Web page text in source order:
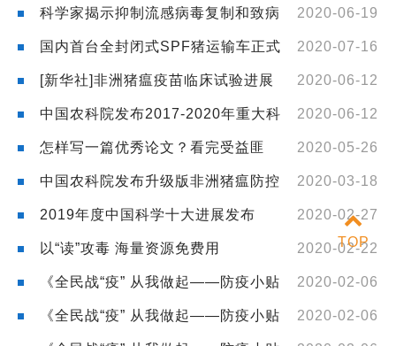
2020-06-19
科学家揭示抑制流感病毒复制和致病
的分子机制 2020-07-16
国内首台全封闭式SPF猪运输车正式
投用！打破此前无专用运输车瓶颈 2020-06-12
[新华社]非洲猪瘟疫苗临床试验进展
顺利 2020-06-12
中国农科院发布2017-2020年重大科
研进展 2020-05-26
怎样写一篇优秀论文？看完受益匪
浅！ 2020-03-18
中国农科院发布升级版非洲猪瘟防控
与猪场复养技术要点 2020-02-27
2019年度中国科学十大进展发布
2020-02-22
以“读”攻毒 海量资源免费用
2020-02-06
《全民战“疫” 从我做起——防疫小贴
士》系列科普短视频（一） 2020-02-06
《全民战“疫” 从我做起——防疫小贴
TOP